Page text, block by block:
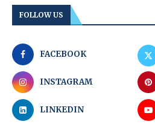
FOLLOW US
FACEBOOK
INSTAGRAM
LINKEDIN